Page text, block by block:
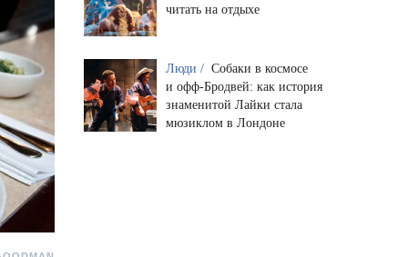
читать на отдыхе
Люди / Собаки в космосе
и офф-Бродвей: как история
знаменитой Лайки стала
мюзиклом в Лондоне